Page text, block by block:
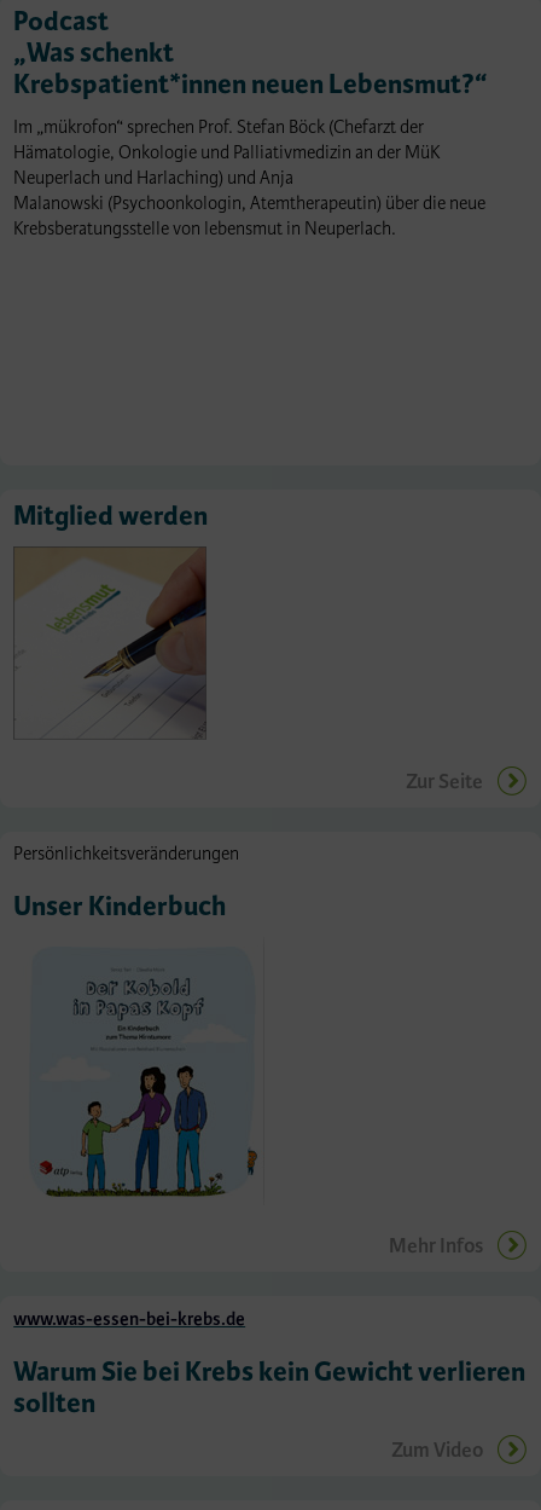
Podcast
„Was schenkt
Krebspatient*innen neuen Lebensmut?“
Im „mükrofon“ sprechen Prof. Stefan Böck (Chefarzt der
Hämatologie, Onkologie und Palliativmedizin an der MüK
Neuperlach und Harlaching) und Anja
Malanowski (Psychoonkologin, Atemtherapeutin) über die neue
Krebsberatungsstelle von lebensmut in Neuperlach.
Mitglied werden
Zur Seite
Persönlichkeitsveränderungen
Unser Kinderbuch
Mehr Infos
www.was-essen-bei-krebs.de
Warum Sie bei Krebs kein Gewicht verlieren
sollten
Zum Video